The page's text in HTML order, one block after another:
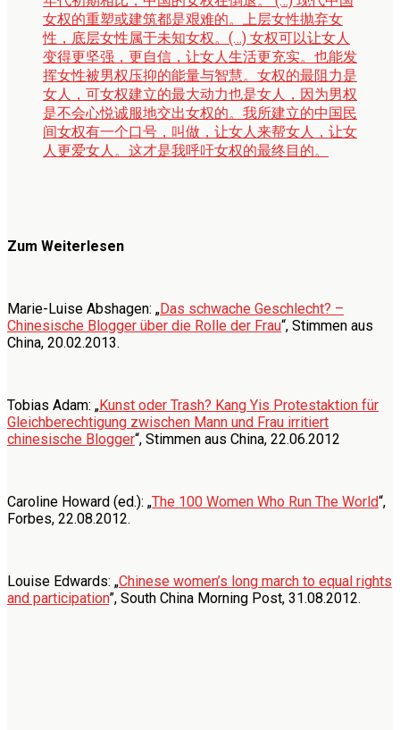
女权的重塑或建筑都是艰难的。上层女性抛弃女
性，底层女性属于未知女权。(…) 女权可以让女人
变得更坚强，更自信，让女人生活更充实。也能发
挥女性被男权压抑的能量与智慧。女权的最阻力是
女人，可女权建立的最大动力也是女人，因为男权
是不会心悦诚服地交出女权的。我所建立的中国民
间女权有一个口号，叫做，让女人来帮女人，让女
人更爱女人。这才是我呼吁女权的最终目的。
Zum Weiterlesen
Marie-Luise Abshagen: „Das schwache Geschlecht? –
Chinesische Blogger über die Rolle der Frau“, Stimmen aus
China, 20.02.2013.
Tobias Adam: „Kunst oder Trash? Kang Yis Protestaktion für
Gleichberechtigung zwischen Mann und Frau irritiert
chinesische Blogger“, Stimmen aus China, 22.06.2012
Caroline Howard (ed.): „The 100 Women Who Run The World“,
Forbes, 22.08.2012.
Louise Edwards: „Chinese women’s long march to equal rights
and participation”, South China Morning Post, 31.08.2012.